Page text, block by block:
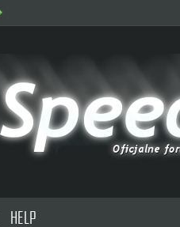
HELP